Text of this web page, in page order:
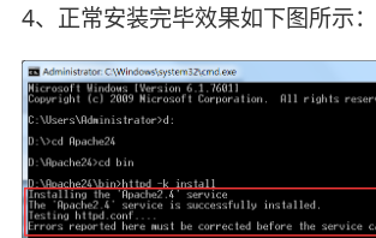
4、正常安装完毕效果如下图所示：